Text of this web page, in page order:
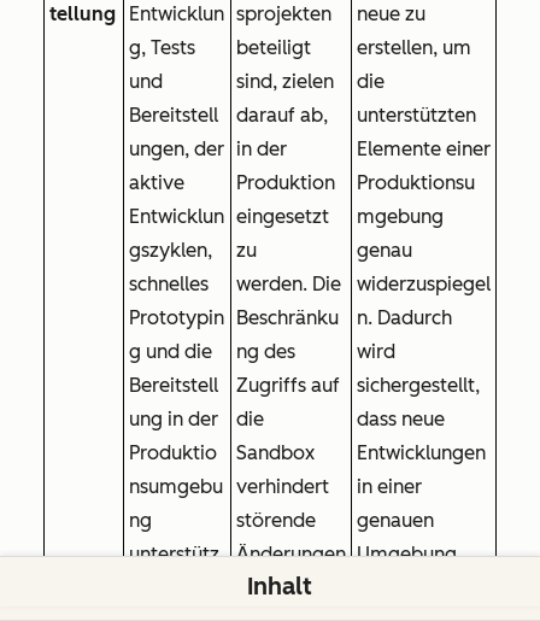
tellung
Entwicklun
g, Tests
und
Bereitstell
ungen, der
aktive
Entwicklun
gszyklen,
schnelles
Prototypin
g und die
Bereitstell
ung in der
Produktio
nsumgebu
ng
unterstütz
sprojekten
beteiligt
sind, zielen
darauf ab,
in der
Produktion
eingesetzt
zu
werden. Die
Beschränku
ng des
Zugriffs auf
die
Sandbox
verhindert
störende
Änderungen
, die sich auf
neue zu
erstellen, um
die
unterstützten
Elemente einer
Produktionsu
mgebung
genau
widerzuspiegel
n. Dadurch
wird
sichergestellt,
dass neue
Entwicklungen
in einer
genauen
Umgebung
Inhalt